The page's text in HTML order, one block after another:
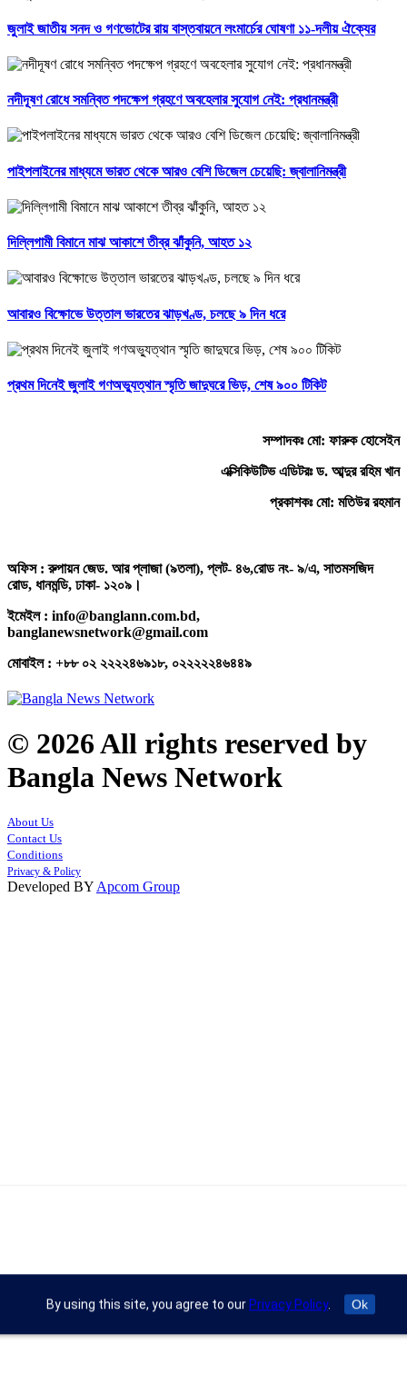
জুলাই জাতীয় সনদ ও গণভোটের রায় বাস্তবায়নে লংমার্চের ঘোষণা ১১-দলীয় ঐক্যের
নদীদূষণ রোধে সমন্বিত পদক্ষেপ গ্রহণে অবহেলার সুযোগ নেই: প্রধানমন্ত্রী
পাইপলাইনের মাধ্যমে ভারত থেকে আরও বেশি ডিজেল চেয়েছি: জ্বালানিমন্ত্রী
দিল্লিগামী বিমানে মাঝ আকাশে তীব্র ঝাঁকুনি, আহত ১২
আবারও বিক্ষোভে উত্তাল ভারতের ঝাড়খণ্ড, চলছে ৯ দিন ধরে
প্রথম দিনেই জুলাই গণঅভ্যুত্থান স্মৃতি জাদুঘরে ভিড়, শেষ ৯০০ টিকিট
সম্পাদকঃ মো: ফারুক হোসেইন
এক্সিকিউটিভ এডিটরঃ ড. আব্দুর রহিম খান
প্রকাশকঃ মো: মতিউর রহমান
অফিস : রুপায়ন জেড. আর প্লাজা (৯তলা), প্লট- ৪৬,রোড নং- ৯/এ, সাতমসজিদ
রোড, ধানমন্ডি, ঢাকা- ১২০৯।
ইমেইল : info@banglann.com.bd,
banglanewsnetwork@gmail.com
মোবাইল : +৮৮ ০২ ২২২২৪৬৯১৮, ০২২২২২৪৬৪৪৯
© 2026 All rights reserved by
Bangla News Network
About Us
Contact Us
Conditions
Privacy & Policy
Developed BY Apcom Group
By using this site, you agree to our Privacy Policy. Ok